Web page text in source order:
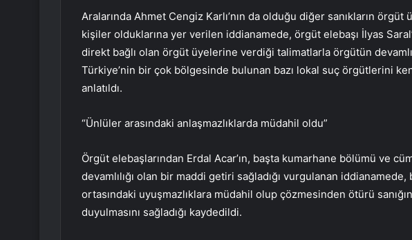
Aralarında Ahmet Cengiz Karlı’nın da olduğu diğer sanıkların
kişiler olduklarına yer verilen iddianamede, örgüt elebaşı İlyas
direkt bağlı olan örgüt üyelerine verdiği talimatlarla örgütün
Türkiye’nin bir çok bölgesinde bulunan bazı lokal suç örgütlerini
anlatıldı.
“Ünlüler arasındaki anlaşmazlıklarda müdahil oldu”
Örgüt elebaşlarından Erdal Acar’ın, başta kumarhane bölümü ve
devamlılığı olan bir maddi getiri sağladığı vurgulanan
ortasındaki uyuşmazlıklara müdahil olup çözmesinden ötürü
duyulmasını sağladığı kaydedildi.